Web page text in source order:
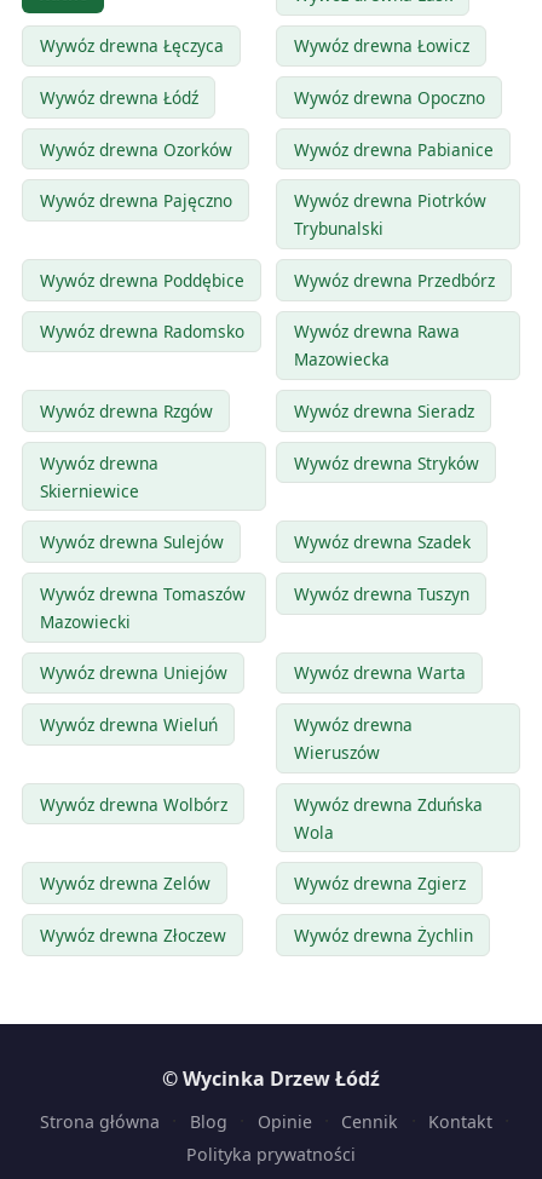
Wywóz drewna Łęczyca Wywóz drewna Łowicz
Wywóz drewna Łódź Wywóz drewna Opoczno
Wywóz drewna Ozorków Wywóz drewna Pabianice
Wywóz drewna Pajęczno
Wywóz drewna Piotrków
Trybunalski
Wywóz drewna Poddębice Wywóz drewna Przedbórz
Wywóz drewna Radomsko
Wywóz drewna Rawa
Mazowiecka
Wywóz drewna Rzgów Wywóz drewna Sieradz
Wywóz drewna
Skierniewice
Wywóz drewna Stryków
Wywóz drewna Sulejów Wywóz drewna Szadek
Wywóz drewna Tomaszów
Mazowiecki
Wywóz drewna Tuszyn
Wywóz drewna Uniejów Wywóz drewna Warta
Wywóz drewna Wieluń
Wywóz drewna
Wieruszów
Wywóz drewna Wolbórz
Wywóz drewna Zduńska
Wola
Wywóz drewna Zelów Wywóz drewna Zgierz
Wywóz drewna Złoczew Wywóz drewna Żychlin
© Wycinka Drzew Łódź
Strona główna Blog Opinie Cennik Kontakt
Polityka prywatności